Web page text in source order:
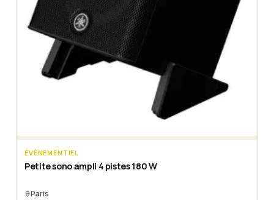
ÉVÈNEMENTIEL
Petite sono ampli 4 pistes 180 W
Paris